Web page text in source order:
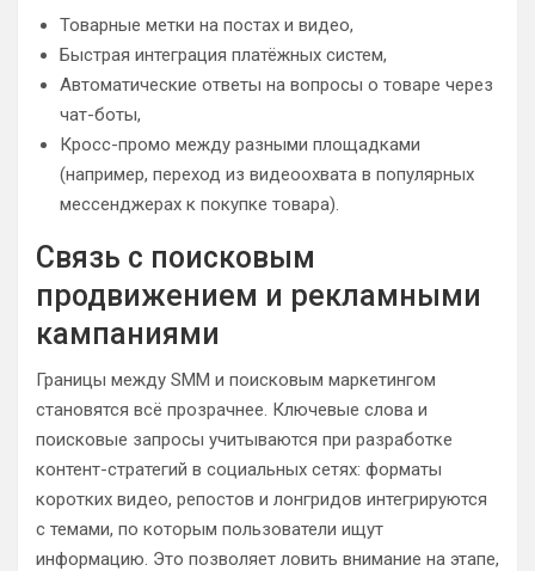
Товарные метки на постах и видео,
Быстрая интеграция платёжных систем,
Автоматические ответы на вопросы о товаре через
чат-боты,
Кросс-промо между разными площадками
(например, переход из видеоохвата в популярных
мессенджерах к покупке товара).
Связь с поисковым
продвижением и рекламными
кампаниями
Границы между SMM и поисковым маркетингом
становятся всё прозрачнее. Ключевые слова и
поисковые запросы учитываются при разработке
контент-стратегий в социальных сетях: форматы
коротких видео, репостов и лонгридов интегрируются
с темами, по которым пользователи ищут
информацию. Это позволяет ловить внимание на этапе,